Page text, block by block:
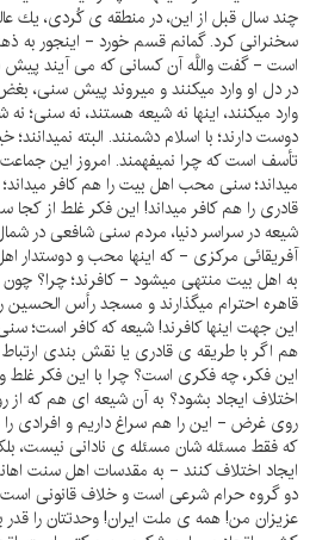
چند سال قبل از اين، در منطقه ى كُردى، يك
سخنرانى كرد. گمانم قسم خورد - اينجور به
است - گفت واللَّه آن كسانى كه مى آيند
در دل او وارد ميكنند و ميروند پيش سنى،
وارد ميكنند، اينها نه شيعه هستند، نه سنى؛
دوست دارند؛ با اسلام دشمنند. البته
تأسف است كه چرا نميفهمند. امروز اين
ميداند؛ سنى محب اهل بيت را هم كافر
قادرى را هم كافر ميداند! اين فكر غلط از
شيعه در سراسر دنيا، مردم سنى شافعى در
آفريقائى مركزى - كه اينها محب و دوستدار
به اهل بيت منتهى ميشود - كافرند؛ چرا؟
قاهره احترام ميگذارند و مسجد رأس الحسين
اين جهت اينها كافرند! شيعه كه كافر است؛
هم اگر با طريقه ى قادرى يا نقش بندى
اين فكر، چه فكرى است؟ چرا با اين فكر غلط
اختلاف ايجاد بشود؟ به آن شيعه اى هم كه از
روى غرض - اين را هم سراغ داريم و افرادى
كه فقط مسئله شان مسئله ى نادانى نيست،
ايجاد اختلاف كنند - به مقدسات اهل سنت
دو گروه حرام شرعى است و خلاف قانونى
عزيزان من! همه ى ملت ايران! وحدتتان را قدر